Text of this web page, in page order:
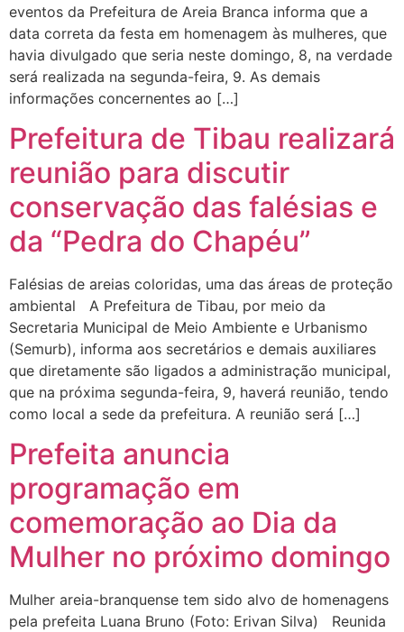
eventos da Prefeitura de Areia Branca informa que a
data correta da festa em homenagem às mulheres, que
havia divulgado que seria neste domingo, 8, na verdade
será realizada na segunda-feira, 9. As demais
informações concernentes ao […]
Prefeitura de Tibau realizará
reunião para discutir
conservação das falésias e
da “Pedra do Chapéu”
Falésias de areias coloridas, uma das áreas de proteção
ambiental A Prefeitura de Tibau, por meio da
Secretaria Municipal de Meio Ambiente e Urbanismo
(Semurb), informa aos secretários e demais auxiliares
que diretamente são ligados a administração municipal,
que na próxima segunda-feira, 9, haverá reunião, tendo
como local a sede da prefeitura. A reunião será […]
Prefeita anuncia
programação em
comemoração ao Dia da
Mulher no próximo domingo
Mulher areia-branquense tem sido alvo de homenagens
pela prefeita Luana Bruno (Foto: Erivan Silva) Reunida